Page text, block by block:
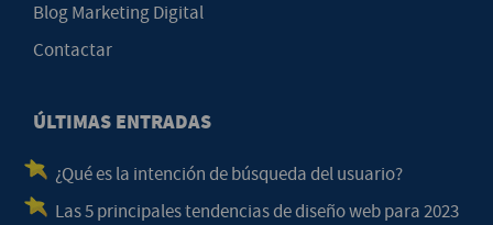
Blog Marketing Digital
Contactar
ÚLTIMAS ENTRADAS
¿Qué es la intención de búsqueda del usuario?
Las 5 principales tendencias de diseño web para 2023